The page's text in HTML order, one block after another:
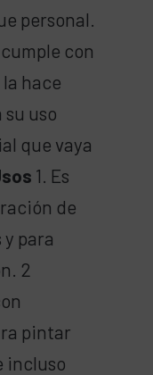
personal.
con
la hace
uso
que vaya
1. Es
de
para
2
pintar
incluso